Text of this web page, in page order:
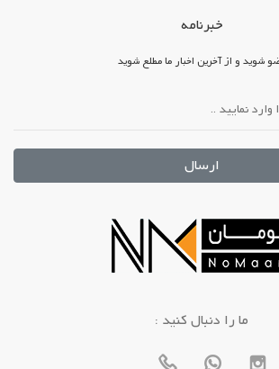
خبرنامه
شوید و از آخرین اخبار ما مطلع شوید
ارسال
: ما را دنبال کنید